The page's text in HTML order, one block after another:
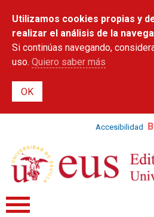
contenido
principal
Utilizamos cookies propias y
realizar el análisis de la
Si continúas navegando,
uso. Quiero saber más
Accesibilidad